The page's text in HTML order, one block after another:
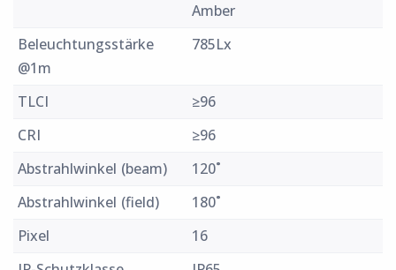
Amber
Beleuchtungsstärke
@1m
785Lx
TLCI
≥96
CRI
≥96
Abstrahlwinkel (beam)
120˚
Abstrahlwinkel (field)
180˚
Pixel
16